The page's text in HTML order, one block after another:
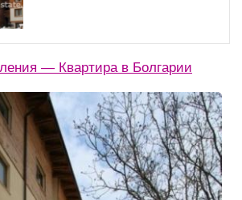
— Квартира в Болгарии